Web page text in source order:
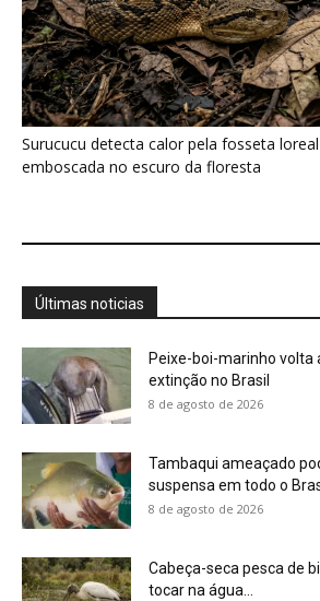
Surucucu detecta calor pela fosseta
emboscada no escuro da floresta
Últimas noticias
Peixe-boi-marinho volta
extinção no Brasil
8 de agosto de 2026
Tambaqui ameaçado
suspensa em todo o
8 de agosto de 2026
Cabeça-seca pesca de
tocar na água...